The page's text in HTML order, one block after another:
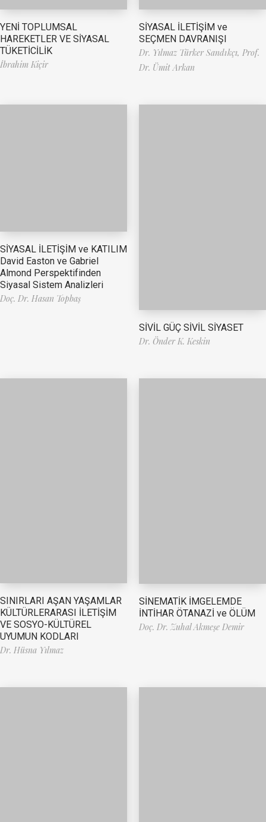
YENİ TOPLUMSAL
HAREKETLER VE SİYASAL
TÜKETİCİLİK
İbrahim Kiçir
SİYASAL İLETİŞİM ve
SEÇMEN DAVRANIŞI
Dr. Yılmaz Türker Sandıkçı, Prof.
Dr. Ümit Arkan
SİYASAL İLETİŞİM ve KATILIM
David Easton ve Gabriel
Almond Perspektifinden
Siyasal Sistem Analizleri
Doç. Dr. Hasan Topbaş
SİVİL GÜÇ SİVİL SİYASET
Dr. Önder K. Keskin
SINIRLARI AŞAN YAŞAMLAR
KÜLTÜRLERARASI İLETİŞİM
VE SOSYO-KÜLTÜREL
UYUMUN KODLARI
Dr. Hüsna Yılmaz
SİNEMATİK İMGELEMDE
İNTİHAR ÖTANAZİ ve ÖLÜM
Doç. Dr. Zuhal Akmeşe Demir